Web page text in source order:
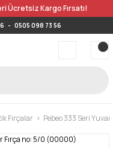
Ücretsiz Kargo Fırsatı!
- 0505 098 73 56
Fırçalar Pebeo 333 Seri